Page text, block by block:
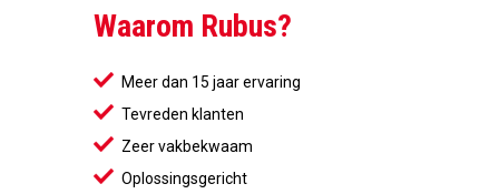
Waarom Rubus?
Meer dan 15 jaar ervaring
Tevreden klanten
Zeer vakbekwaam
Oplossingsgericht